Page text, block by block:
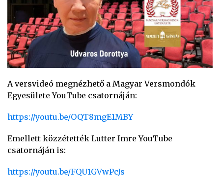
A versvideó megnézhető a Magyar Versmondók
Egyesülete YouTube csatornáján:
https://youtu.be/OQT8mgE1MBY
Emellett közzétették Lutter Imre YouTube
csatornáján is:
https://youtu.be/FQU1GVwPcJs